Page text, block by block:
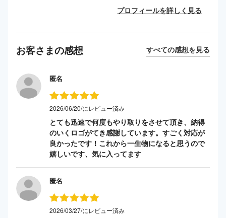
プロフィールを詳しく見る
お客さまの感想 すべての感想を見る
匿名
2026/06/20/にレビュー済み
とても迅速で何度もやり取りをさせて頂き、納得
のいくロゴがてき感謝しています。すごく対応が
良かったです！これから一生物になると思うので
嬉しいです、気に入ってます
匿名
2026/03/27/にレビュー済み